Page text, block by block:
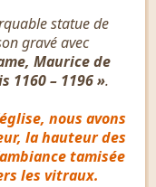
statue de
gravé avec
Maurice de
1160 – 1196 ».
nous avons
la hauteur des
tamisée
les vitraux.